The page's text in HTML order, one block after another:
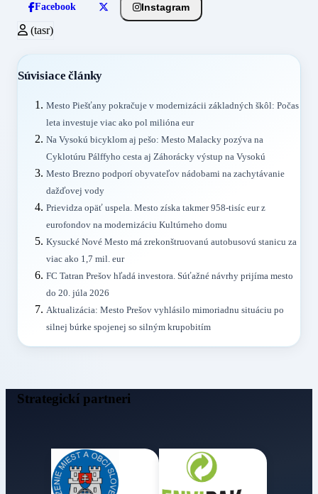
Facebook Instagram
(tasr)
Súvisiace články
Mesto Piešťany pokračuje v modernizácii základných škôl: Počas
leta investuje viac ako pol milióna eur
Na Vysokú bicyklom aj pešo: Mesto Malacky pozýva na
Cyklotúru Pálffyho cesta aj Záhorácky výstup na Vysokú
Mesto Brezno podporí obyvateľov nádobami na zachytávanie
dažďovej vody
Prievidza opäť uspela. Mesto získa takmer 958-tisíc eur z
eurofondov na modernizáciu Kultúrneho domu
Kysucké Nové Mesto má zrekonštruovanú autobusovú stanicu za
viac ako 1,7 mil. eur
FC Tatran Prešov hľadá investora. Súťažné návrhy prijíma mesto
do 20. júla 2026
Aktualizácia: Mesto Prešov vyhlásilo mimoriadnu situáciu po
silnej búrke spojenej so silným krupobitím
Strategickí partneri